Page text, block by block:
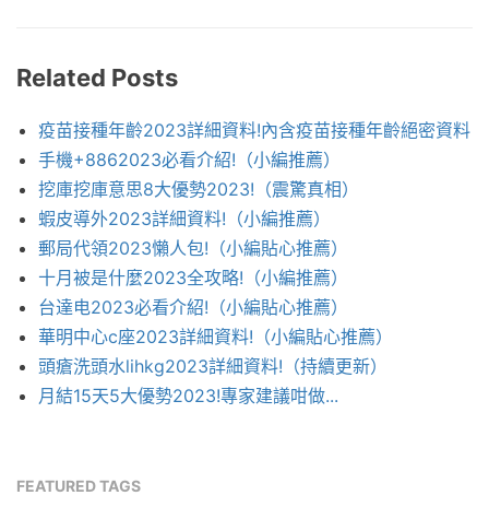
Related Posts
疫苗接種年齡2023詳細資料!內含疫苗接種年齡絕密資料
手機+8862023必看介紹!（小編推薦）
挖庫挖庫意思8大優勢2023!（震驚真相）
蝦皮導外2023詳細資料!（小編推薦）
郵局代領2023懶人包!（小編貼心推薦）
十月被是什麼2023全攻略!（小編推薦）
台達电2023必看介紹!（小編貼心推薦）
華明中心c座2023詳細資料!（小編貼心推薦）
頭瘡洗頭水lihkg2023詳細資料!（持續更新）
月結15天5大優勢2023!專家建議咁做...
FEATURED TAGS